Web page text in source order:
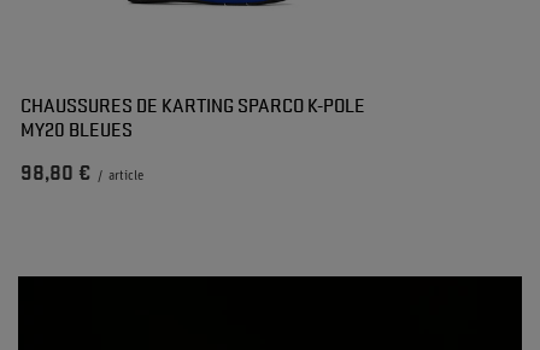
CHAUSSURES DE KARTING SPARCO K-POLE
MY20 BLEUES
98,80 € / article